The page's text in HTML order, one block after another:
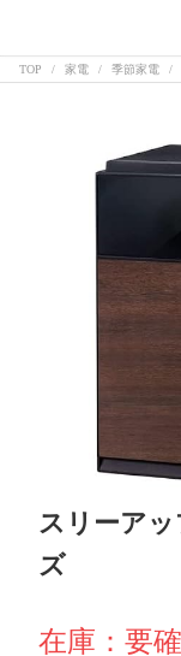
TOP 家電 季節家電
スリーアッ
ズ
在庫：要